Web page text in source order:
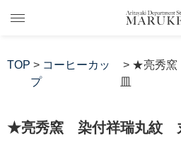
TOP > コーヒーカッ
プ
> ★亮秀
皿
★亮秀窯 染付祥瑞丸紋